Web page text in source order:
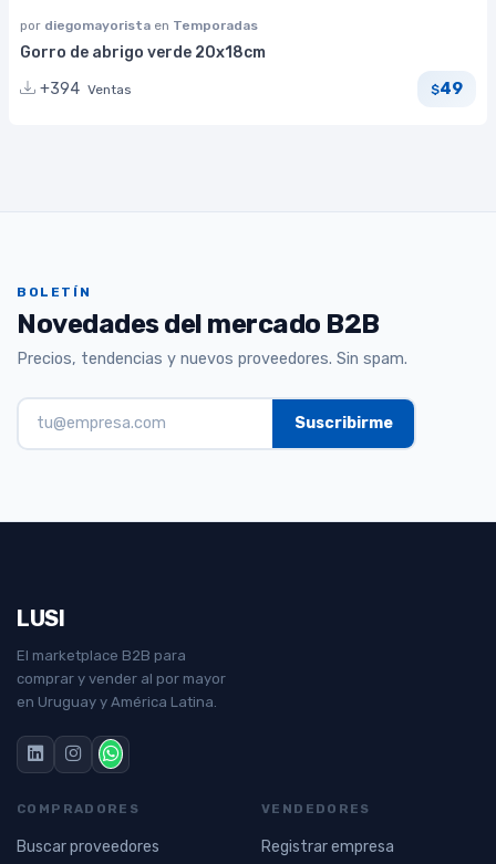
por diegomayorista en Temporadas
Gorro de abrigo verde 20x18cm
+394 Ventas $49
BOLETÍN
Novedades del mercado B2B
Precios, tendencias y nuevos proveedores. Sin spam.
LUSI
El marketplace B2B para
comprar y vender al por mayor
en Uruguay y América Latina.
COMPRADORES
Buscar proveedores
VENDEDORES
Registrar empresa